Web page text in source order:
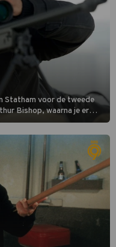
Statham voor de tweede
Bishop, waarna je er
geplande pensioen niet